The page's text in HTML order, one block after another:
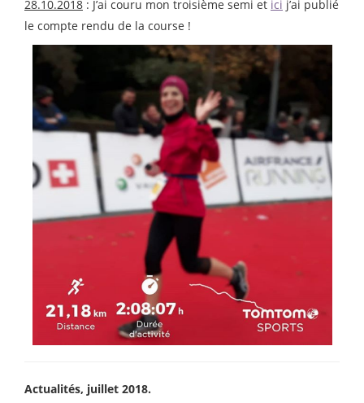
28.10.2018 : J’ai couru mon troisième semi et ici j’ai publié
le compte rendu de la course !
Actualités, juillet 2018.